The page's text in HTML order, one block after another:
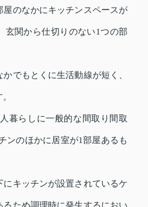
屋のなかにキッチンスペースが
玄関から仕切りのない1つの部
でもとくに生活動線が短く、
暮らしに一般的な間取り間取
ンのほかに居室が1部屋あるも
キッチンが設置されているケ
るため調理時に発生するにおい